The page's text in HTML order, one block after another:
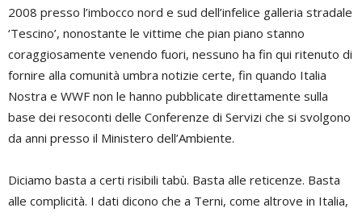
2008 presso l’imbocco nord e sud dell’infelice galleria stradale
‘Tescino’, nonostante le vittime che pian piano stanno
coraggiosamente venendo fuori, nessuno ha fin qui ritenuto di
fornire alla comunità umbra notizie certe, fin quando Italia
Nostra e WWF non le hanno pubblicate direttamente sulla
base dei resoconti delle Conferenze di Servizi che si svolgono
da anni presso il Ministero dell’Ambiente.
Diciamo basta a certi risibili tabù. Basta alle reticenze. Basta
alle complicità. I dati dicono che a Terni, come altrove in Italia,